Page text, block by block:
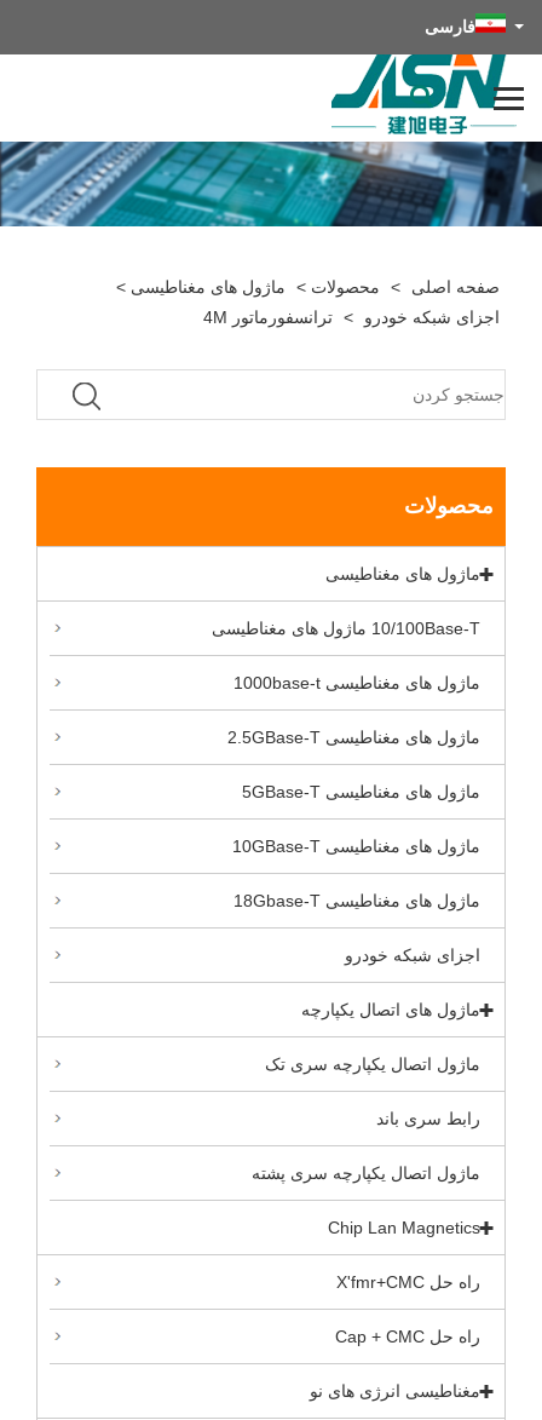
فارسی
صفحه اصلی > محصولات > ماژول های مغناطیسی >
اجزای شبکه خودرو
> ترانسفورماتور 4M
محصولات
ماژول های مغناطیسی
10/100Base-T ماژول های مغناطیسی
ماژول های مغناطیسی 1000base-t
ماژول های مغناطیسی 2.5GBase-T
ماژول های مغناطیسی 5GBase-T
ماژول های مغناطیسی 10GBase-T
ماژول های مغناطیسی 18Gbase-T
اجزای شبکه خودرو
ماژول های اتصال یکپارچه
ماژول اتصال یکپارچه سری تک
رابط سری باند
ماژول اتصال یکپارچه سری پشته
Chip Lan Magnetics
راه حل X'fmr+CMC
راه حل Cap + CMC
مغناطیسی انرژی های نو